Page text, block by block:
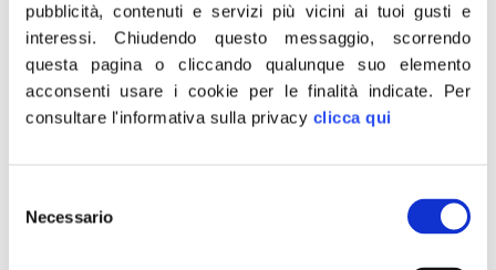
pubblicità, contenuti e servizi più vicini ai tuoi gusti e
interessi.Chiudendo questo messaggio, scorrendo
questa pagina o cliccando qualunque suo elemento
acconsenti usare i cookie per le finalità indicate. Per
consultare l'informativa sulla privacy clicca qui
delNecessario
Coronavirus, Meloni: Oggi
Italia onora memoria vittime
«Oggi l’Italia onora la memoria di tutte le vittime del
cari e amici che non ce l’hanno fatta. Non vi
dimenticheremo». È quanto scrive su Facebook il